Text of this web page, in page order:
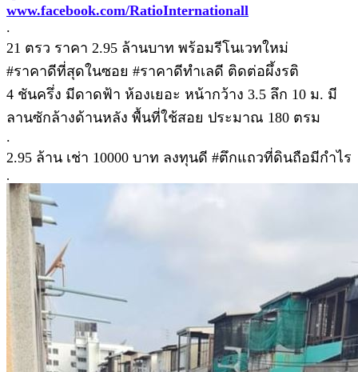
www.facebook.com/RatioInternationall
.
21 ตรว ราคา 2.95 ล้านบาท พร้อมรีโนเวทใหม่
#ราคาดีที่สุดในซอย #ราคาดีทำเลดี ติดต่อผึ้งรติ
4 ชันครึ่ง มีดาดฟ้า ห้องเยอะ หน้ากว้าง 3.5 ลึก 10 ม. มี
ลานซักล้างด้านหลัง พื้นที่ใช้สอย ประมาณ 180 ตรม
.
2.95 ล้าน เช่า 10000 บาท ลงทุนดี #ตึกแถวที่ดินถือมีกำไร
.